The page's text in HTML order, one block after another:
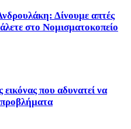
Δίνουμε απτές
στο Νομισματοκοπείο
που αδυνατεί να
προβλήματα